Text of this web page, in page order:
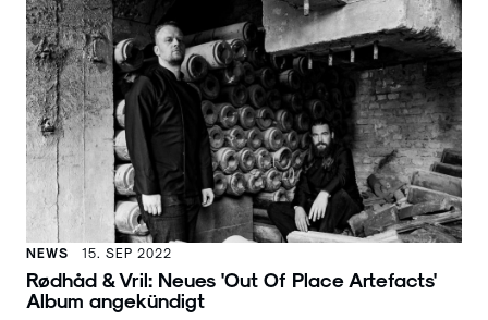
NEWS 15. SEP 2022
Rødhåd & Vril: Neues 'Out Of Place Artefacts'
Album angekündigt